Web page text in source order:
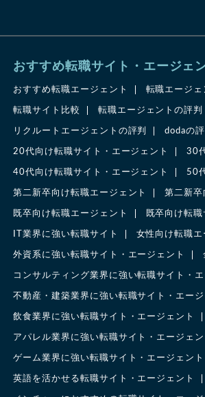
おすすめ転職サイト・エージェ
おすすめ転職エージェント 転職エージ
転職サイト比較 転職エージェントの評判
リクルートエージェントの評判 dodaの評
20代向け転職サイト・エージェント 30
40代向け転職サイト・エージェント 50
第二新卒向け転職エージェント 第二新卒
既卒向け転職エージェント 既卒向け転職
IT業界に強い転職サイト 女性向け転職エ
外資系に強い転職サイト・エージェント
コンサルティング業界に強い転職サイト・エ
不動産・建築業界に強い転職サイト・エージ
飲食業界に強い転職サイト・エージェント
アパレル業界に強い転職サイト・エージェン
ゲーム業界に強い転職サイト・エージェント
英語を活かせる転職サイト・エージェント